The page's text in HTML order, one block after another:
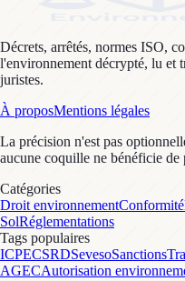
Décrets, arrêtés, normes ISO,
l'environnement décrypté, lu et
juristes.
À proposMentions légales
La précision n'est pas
aucune coquille ne bénéficie de
Catégories
Droit environnementConformité
SolRéglementations
Tags populaires
ICPECSRDSevesoSanctions
AGECAutorisation